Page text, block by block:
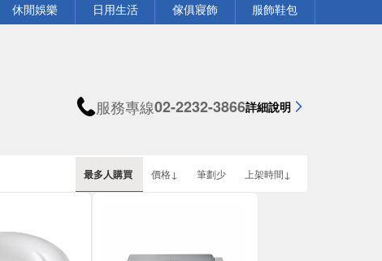
休閒娛樂 日用生活 傢俱寢飾 服飾鞋包
服務專線02-2232-3866詳細說明
最多人購買 價格↓ 筆劃少 上架時間↓